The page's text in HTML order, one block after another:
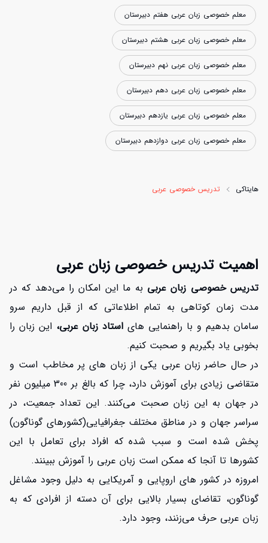
معلم خصوصی زبان عربی هفتم دبیرستان
معلم خصوصی زبان عربی هشتم دبیرستان
معلم خصوصی زبان عربی نهم دبیرستان
معلم خصوصی زبان عربی دهم دبیرستان
معلم خصوصی زبان عربی یازدهم دبیرستان
معلم خصوصی زبان عربی دوازدهم دبیرستان
هایتاکی تدریس خصوصی عربی
اهمیت تدریس خصوصی زبان عربی
تدریس خصوصی زبان عربی به ما این امکان را می‌دهد که در
مدت زمان کوتاهی به تمام اطلاعاتی که از قبل داریم سرو
سامان بدهیم و با راهنمایی های استاد زبان عربی، این زبان را
بخوبی یاد بگیریم و صحبت کنیم.
در حال حاضر زبان عربی یکی از زبان های پر مخاطب است و
متقاضی زیادی برای آموزش دارد، چرا که بالغ بر 300 میلیون نفر
در جهان به این زبان صحبت می‌کنند. این تعداد جمعیت، در
سراسر جهان و در مناطق مختلف جغرافیایی(کشورهای گوناگون)
پخش شده است و سبب شده که افراد برای تعامل با این
کشورها تا آنجا که ممکن است زبان عربی را آموزش ببینند.
امروزه در کشور های اروپایی و آمریکایی به دلیل وجود مشاغل
گوناگون، تقاضای بسیار بالایی برای آن دسته از افرادی که به
زبان عربی حرف می‌زنند، وجود دارد.